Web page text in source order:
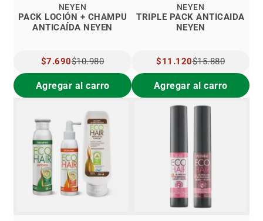
PACK LOCIÓN + CHAMPU
ANTICAÍDA NEYEN
NEYEN
PRECIO
ESPECIAL
$7.690$10.980
Agregar al carro
TRIPLE PACK ANTICAIDA
NEYEN
NEYEN
PRECIO
ESPECIAL
$11.120$15.880
Agregar al carro